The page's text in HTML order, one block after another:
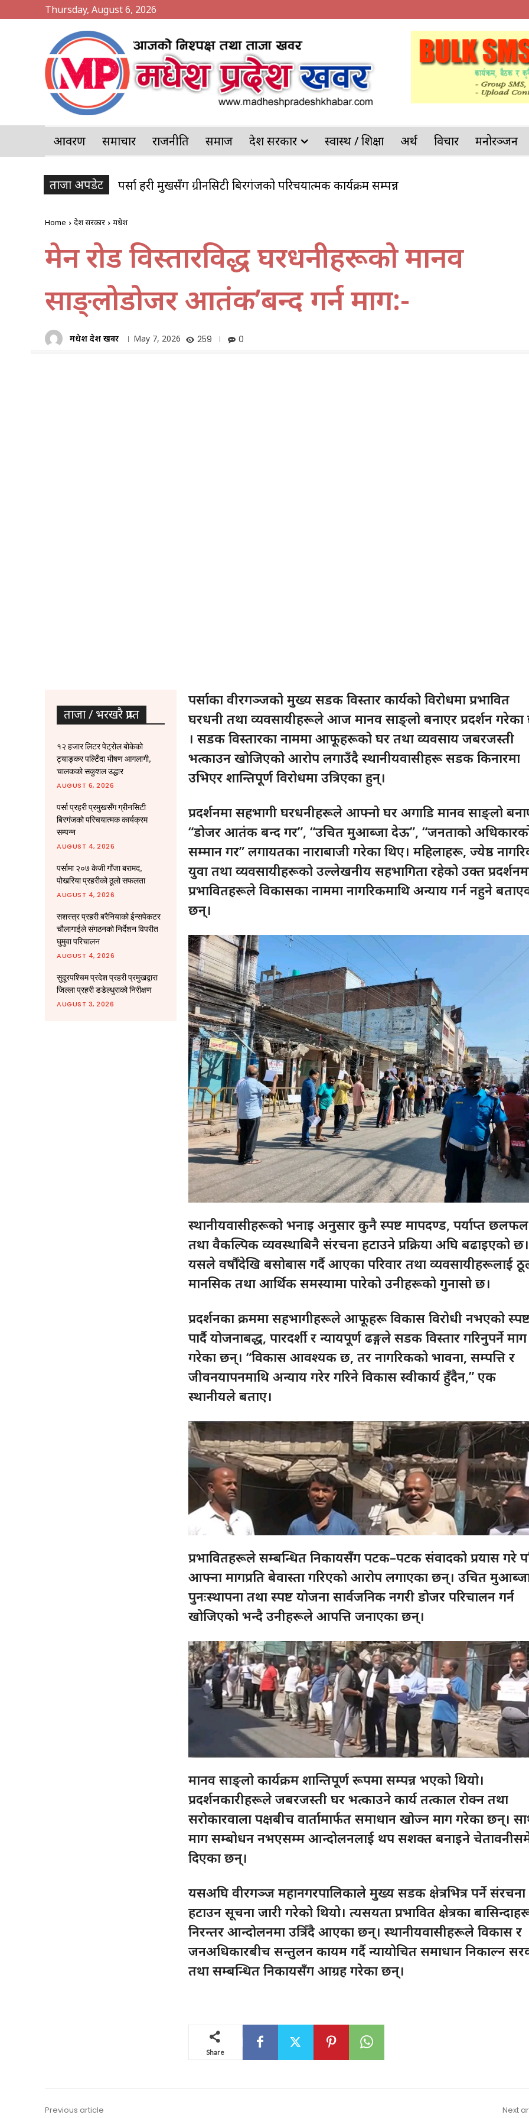
Thursday, August 6, 2026
आवरण समाचार राजनीति समाज प्रदेश सरकार स्वास्थ / शिक्षा अर्थ विचार मनोरञ्जन
ताजा अपडेट पर्सामा २०७ केजी गाँजा बरामद, पोखरिया प्रहरीको ठूलो सफलता
Home प्रदेश सरकार मधेश
मेन रोड विस्तारविरुद्ध घरधनीहरूको मानव
साङ्लोडोजर आतंक’बन्द गर्न माग:-
मधेश प्रदेश खवर May 7, 2026 259 0
ताजा / भरखरै प्राप्त
१२ हजार लिटर पेट्रोल बोकेको
ट्याङ्कर पल्टिँदा भीषण आगलागी,
चालकको सकुशल उद्धार
AUGUST 6, 2026
पर्सा प्रहरी प्रमुखसँग ग्रीनसिटी
बिरगंजको परिचयात्मक कार्यक्रम
सम्पन्न
AUGUST 4, 2026
पर्सामा २०७ केजी गाँजा बरामद,
पोखरिया प्रहरीको ठूलो सफलता
AUGUST 4, 2026
सशस्त्र प्रहरी बरैनियाको ईन्सपेकटर
चौलागाईले संगठनको निर्देशन विपरीत
घुमुवा परिचालन
AUGUST 4, 2026
सुदूरपश्चिम प्रदेश प्रहरी प्रमुखद्वारा
जिल्ला प्रहरी डडेल्धुराको निरीक्षण
AUGUST 3, 2026
पर्साका वीरगञ्जको मुख्य सडक विस्तार कार्यको विरोधमा प्रभावित
घरधनी तथा व्यवसायीहरूले आज मानव साङ्लो बनाएर प्रदर्शन
। सडक विस्तारका नाममा आफूहरूको घर तथा व्यवसाय जबरजस्ती
भत्काउन खोजिएको आरोप लगाउँदै स्थानीयवासीहरू सडक किनारमा
उभिएर शान्तिपूर्ण विरोधमा उत्रिएका हुन्।
प्रदर्शनमा सहभागी घरधनीहरूले आफ्नो घर अगाडि मानव साङ्लो
“डोजर आतंक बन्द गर”, “उचित मुआब्जा देऊ”, “जनताको
सम्मान गर” लगायतका नाराबाजी गरेका थिए। महिलाहरू, ज्येष्ठ
युवा तथा व्यवसायीहरूको उल्लेखनीय सहभागिता रहेको उक्त
प्रभावितहरूले विकासका नाममा नागरिकमाथि अन्याय गर्न नहुने
छन्।
स्थानीयवासीहरूको भनाइ अनुसार कुनै स्पष्ट मापदण्ड, पर्याप्त छलफल
तथा वैकल्पिक व्यवस्थाबिनै संरचना हटाउने प्रक्रिया अघि बढाइएको छ।
यसले वर्षौँदेखि बसोबास गर्दै आएका परिवार तथा व्यवसायीहरूलाई
मानसिक तथा आर्थिक समस्यामा पारेको उनीहरूको गुनासो छ।
प्रदर्शनका क्रममा सहभागीहरूले आफूहरू विकास विरोधी नभएको
पार्दै योजनाबद्ध, पारदर्शी र न्यायपूर्ण ढङ्गले सडक विस्तार गरिनुपर्ने माग
गरेका छन्। “विकास आवश्यक छ, तर नागरिकको भावना, सम्पत्ति र
जीवनयापनमाथि अन्याय गरेर गरिने विकास स्वीकार्य हुँदैन,” एक
स्थानीयले बताए।
प्रभावितहरूले सम्बन्धित निकायसँग पटक–पटक संवादको प्रयास गरे
आफ्ना मागप्रति बेवास्ता गरिएको आरोप लगाएका छन्। उचित
पुनःस्थापना तथा स्पष्ट योजना सार्वजनिक नगरी डोजर परिचालन गर्न
खोजिएको भन्दै उनीहरूले आपत्ति जनाएका छन्।
मानव साङ्लो कार्यक्रम शान्तिपूर्ण रूपमा सम्पन्न भएको थियो।
प्रदर्शनकारीहरूले जबरजस्ती घर भत्काउने कार्य तत्काल रोक्न तथा
सरोकारवाला पक्षबीच वार्तामार्फत समाधान खोज्न माग गरेका छन्।
माग सम्बोधन नभएसम्म आन्दोलनलाई थप सशक्त बनाइने
दिएका छन्।
यसअघि वीरगञ्ज महानगरपालिकाले मुख्य सडक क्षेत्रभित्र पर्ने संरचना
हटाउन सूचना जारी गरेको थियो। त्यसयता प्रभावित क्षेत्रका
निरन्तर आन्दोलनमा उत्रिँदै आएका छन्। स्थानीयवासीहरूले विकास र
जनअधिकारबीच सन्तुलन कायम गर्दै न्यायोचित समाधान निकाल्न
तथा सम्बन्धित निकायसँग आग्रह गरेका छन्।
Share
Previous article Next